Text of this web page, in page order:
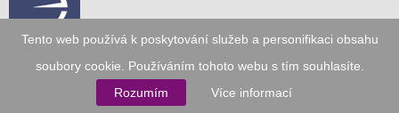
Tento web používá k poskytování služeb a personifikaci obsahu
soubory cookie. Používáním tohoto webu s tím souhlasíte.
Rozumím
Více informací